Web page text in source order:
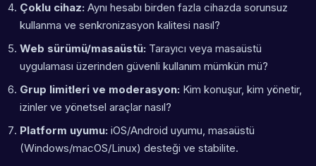
Çoklu cihaz: Aynı hesabı birden fazla cihazda sorunsuz
kullanma ve senkronizasyon kalitesi nasıl?
Web sürümü/masaüstü: Tarayıcı veya masaüstü
uygulaması üzerinden güvenli kullanım mümkün mü?
Grup limitleri ve moderasyon: Kim konuşur, kim yönetir,
izinler ve yönetsel araçlar nasıl?
Platform uyumu: iOS/Android uyumu, masaüstü
(Windows/macOS/Linux) desteği ve stabilite.